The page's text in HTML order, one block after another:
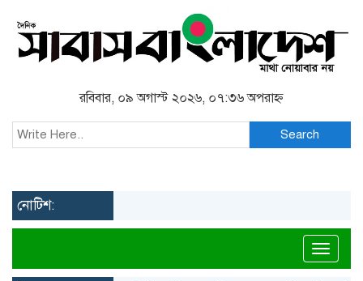
রবিবার, ০৯ অগাস্ট ২০২৬, ০৭:৩৬ অপরাহ্ন
Search
নোটিশ: